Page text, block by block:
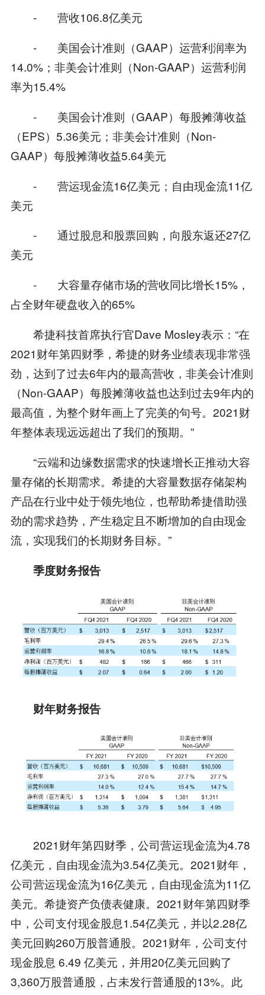
- 营收106.8亿美元
- 美国会计准则（GAAP）运营利润率为
14.0%；非美会计准则（Non-GAAP）运营利润
率为15.4%
- 美国会计准则（GAAP）每股摊薄收益
（EPS）5.36美元；非美会计准则（Non-
GAAP）每股摊薄收益5.64美元
- 营运现金流16亿美元；自由现金流11亿
美元
- 通过股息和股票回购，向股东返还27亿
美元
- 大容量存储市场的营收同比增长15%，
占全财年硬盘收入的65%
希捷科技首席执行官Dave Mosley表示：“在
2021财年第四财季，希捷的财务业绩表现非常强
劲，达到了过去6年内的最高营收，非美会计准则
（Non-GAAP）每股摊薄收益也达到过去9年内的
最高值，为整个财年画上了完美的句号。2021财
年整体表现远远超出了我们的预期。”
“云端和边缘数据需求的快速增长正推动大容
量存储的长期需求。希捷的大容量数据存储架构
产品在行业中处于领先地位，也帮助希捷借助强
劲的需求趋势，产生稳定且不断增加的自由现金
流，实现我们的长期财务目标。”
季度财务报告
财年财务报告
2021财年第四财季，公司营运现金流为4.78
亿美元，自由现金流为3.54亿美元。2021财年，
公司营运现金流为16亿美元，自由现金流为11亿
美元。希捷资产负债表健康。2021财年第四财季
中，公司支付现金股息1.54亿美元，并以2.28亿
美元回购260万股普通股。2021财年，公司支付
现金股息 6.49 亿美元，并用20亿美元回购了
3,360万股普通股，占未发行普通股的13%。此